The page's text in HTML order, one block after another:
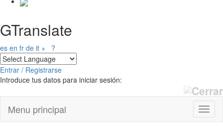
GTranslate
es en fr de it + ?
Entrar / Registrarse
Introduce tus datos para iniciar sesión:
Menu principal